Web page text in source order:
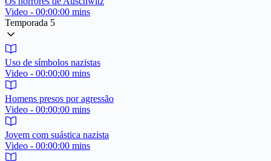
Video - 00:00:00 mins
Temporada 5
Uso de símbolos nazistas
Video - 00:00:00 mins
Homens presos por agressão
Video - 00:00:00 mins
Jovem com suástica nazista
Video - 00:00:00 mins